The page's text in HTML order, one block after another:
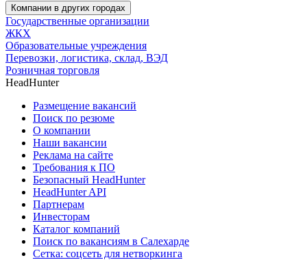
Компании в других городах
Государственные организации
ЖКХ
Образовательные учреждения
Перевозки, логистика, склад, ВЭД
Розничная торговля
HeadHunter
Размещение вакансий
Поиск по резюме
О компании
Наши вакансии
Реклама на сайте
Требования к ПО
Безопасный HeadHunter
HeadHunter API
Партнерам
Инвесторам
Каталог компаний
Поиск по вакансиям в Салехарде
Сетка: соцсеть для нетворкинга